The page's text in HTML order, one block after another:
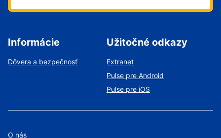
Informácie
Dôvera a bezpečnosť
Užitočné odkazy
Extranet
Pulse pre Android
Pulse pre iOS
O nás